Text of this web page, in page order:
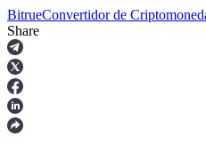
Futuros
BitrueConvertidor de
Share